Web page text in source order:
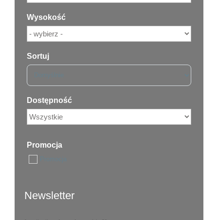
Wysokość
Sortuj
Sort Products
Dostępność
Promocja
Newsletter